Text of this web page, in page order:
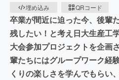
埋め込み
QRコード
卒業が間近に迫った今、後輩
残したい！と考え日大生産工
大会参加プロジェクトを企画
輩たちにはグループワーク経
くりの楽しさを学んでもらい